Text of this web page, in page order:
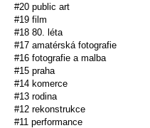
#20 public art
#19 film
#18 80. léta
#17 amatérská fotografie
#16 fotografie a malba
#15 praha
#14 komerce
#13 rodina
#12 rekonstrukce
#11 performance